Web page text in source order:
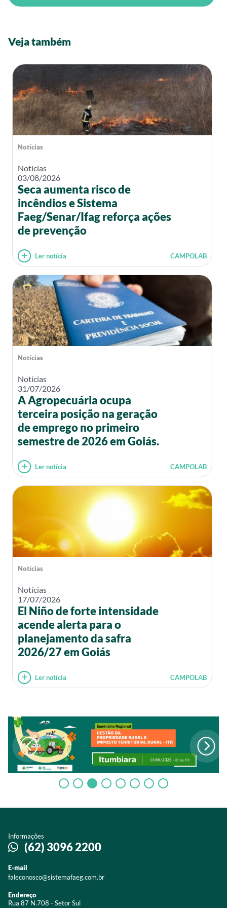
Veja também
Notícias
Notícias
03/08/2026
Seca aumenta risco de
incêndios e Sistema
Faeg/Senar/Ifag reforça ações
de prevenção
Ler notícia CAMPOLAB
Notícias
Notícias
31/07/2026
A Agropecuária ocupa
terceira posição na geração
de emprego no primeiro
semestre de 2026 em Goiás.
Ler notícia CAMPOLAB
Notícias
Notícias
17/07/2026
El Niño de forte intensidade
acende alerta para o
planejamento da safra
2026/27 em Goiás
Ler notícia CAMPOLAB
Informações
(62) 3096 2200
E-mail
faleconosco@sistemafaeg.com.br
Endereço
Rua 87 N.708 - Setor Sul